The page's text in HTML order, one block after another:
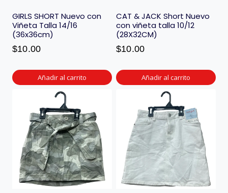
GIRLS SHORT Nuevo con
Viñeta Talla 14/16
(36x36cm)
$10.00
Añadir al carrito
CAT & JACK Short Nuevo
con viñeta talla 10/12
(28X32CM)
$10.00
Añadir al carrito